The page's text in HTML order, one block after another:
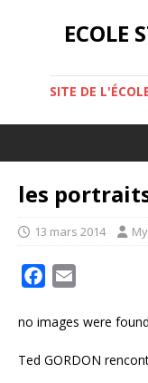
ECOLE
SITE DE
les
13 mars 2014
c
b
a
l
no images were found
Ted GORDON